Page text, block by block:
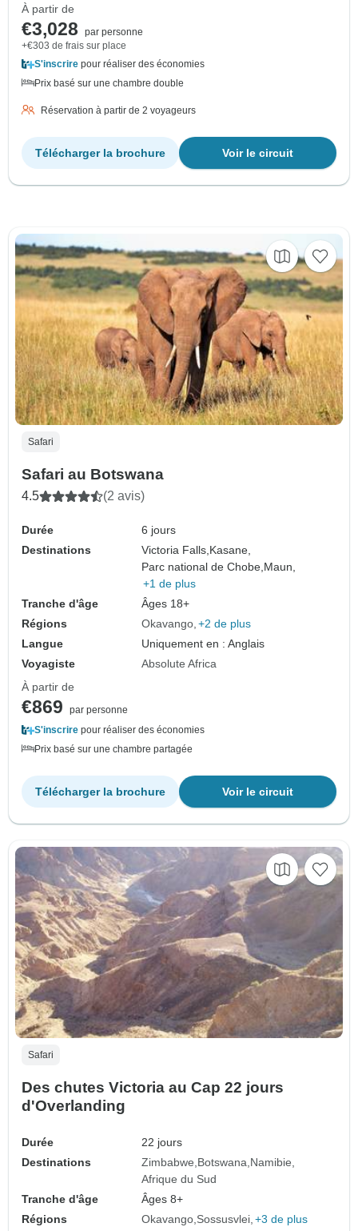
À partir de
€3,028
par personne
+€303 de frais sur place
S'inscrire pour réaliser des économies
Prix basé sur une chambre double
Réservation à partir de 2 voyageurs
Voir le circuit
Télécharger la brochure
Safari
Safari au Botswana
4.5 (2 avis)
Durée
6 jours
Destinations
Victoria Falls, Kasane,
Parc national de Chobe, Maun,
+1 de plus
Tranche d'âge
Âges 18+
Régions
Okavango +2 de plus
Langue
Uniquement en : Anglais
Voyagiste
Absolute Africa
À partir de
€869
par personne
S'inscrire pour réaliser des économies
Prix basé sur une chambre partagée
Voir le circuit
Télécharger la brochure
Safari
Des chutes Victoria au Cap 22 jours
d'Overlanding
Durée
22 jours
Destinations
Zimbabwe Botswana Namibie
Afrique du Sud
Tranche d'âge
Âges 8+
Régions
Okavango Sossusvlei +3 de plus